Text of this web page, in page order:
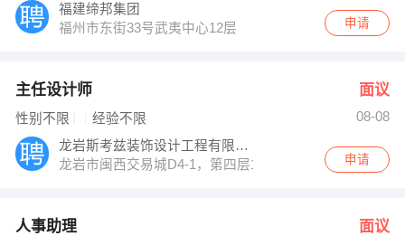
福建缔邦集团
福州市东街33号武夷中心12层
申请
主任设计师 面议
性别不限 经验不限
08-08
龙岩斯考兹装饰设计工程有限公司
龙岩市闽西交易城D4-1，第四层1号
申请
人事助理 面议